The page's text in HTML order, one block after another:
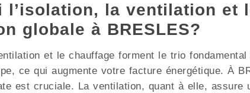
l’isolation, la ventilation et
globale à BRESLES?
et le chauffage forment le trio
ce qui augmente votre facture énergétique. À
est cruciale. La ventilation, quant à elle,